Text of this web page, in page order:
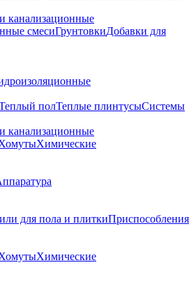
канализационные
смесиГрунтовкиДобавки для
полТеплые плинтусыСистемы
канализационные
Химические
для пола и плиткиПриспособления
Химические